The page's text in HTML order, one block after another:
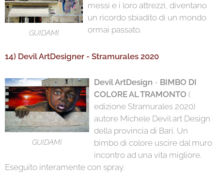
GUIDAMI
messi e i loro attrezzi, diventano
un ricordo sbiadito di un mondo
ormai passato.
14) Devil ArtDesigner - Stramurales 2020
GUIDAMI
Devil ArtDesign - BIMBO DI
COLORE AL TRAMONTO (
edizione Stramurales 2020)
autore Michele Devil art Design
della provincia di Bari. Un
bimbo di colore uscire dal muro
incontro ad una vita migliore.
Eseguito interamente con spray.